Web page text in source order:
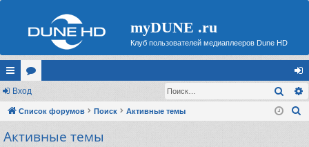
myDUNE .ru
Клуб пользователей медиаплееров Dune HD
с
ы
лк
ор
ум
хо
д
Вход
Список форумов Поиск Активные темы
Активные темы